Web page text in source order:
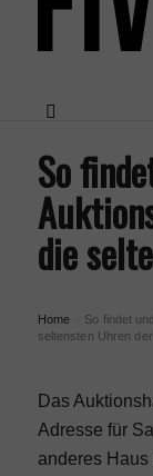
Menü
So
die
Home
So findet
seltensten Uhren
Das
Adresse für
anderes